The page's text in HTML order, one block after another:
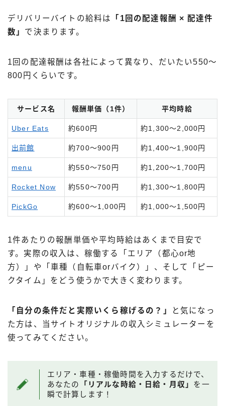
デリバリーバイトの給料は
「1回の配達報酬 × 配達件
数」 で決まります。
1回の配達報酬は各社によって異なり、だいたい550〜
800円くらいです。
サービス名 報酬単価（1件） 平均時給
Uber Eats 約600円 約1,300～2,000円
出前館 約700～900円 約1,400～1,900円
menu 約550～750円 約1,200～1,700円
Rocket Now 約550～700円 約1,300～1,800円
PickGo 約600～1,000円 約1,000～1,500円
1件あたりの報酬単価や平均時給はあくまで目安で
す。実際の収入は、稼働する「エリア（都心or地
方）」や「車種（自転車orバイク）」、そして「ピー
クタイム」をどう使うかで大きく変わります。
「自分の条件だと実際いくら稼げるの？」
と気になっ
た方は、当サイトオリジナルの収入シミュレーターを
使ってみてください。
エリア・車種・稼働時間を入力するだけで、
あなたの
「リアルな時給・日給・月収」 を一
瞬で計算します！